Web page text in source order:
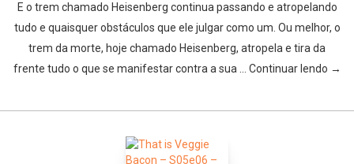
E o trem chamado Heisenberg continua passando e atropelando
tudo e quaisquer obstáculos que ele julgar como um. Ou melhor, o
trem da morte, hoje chamado Heisenberg, atropela e tira da
frente tudo o que se manifestar contra a sua … Continuar lendo →